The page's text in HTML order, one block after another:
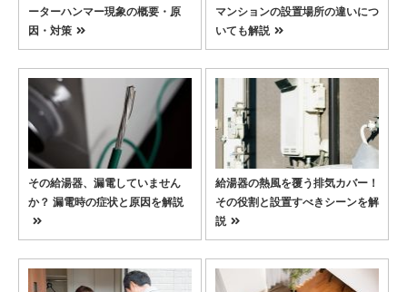
ーターハンマー現象の概要・原
因・対策
マンションの設置場所の違いにつ
いても解説
その給湯器、漏電していません
か？ 漏電時の症状と原因を解説
給湯器の熱風を覆う排気カバー！
その役割と設置すべきシーンを解
説